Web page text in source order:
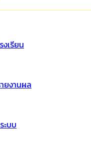
งเรียน
ยงานผล
ะบบ